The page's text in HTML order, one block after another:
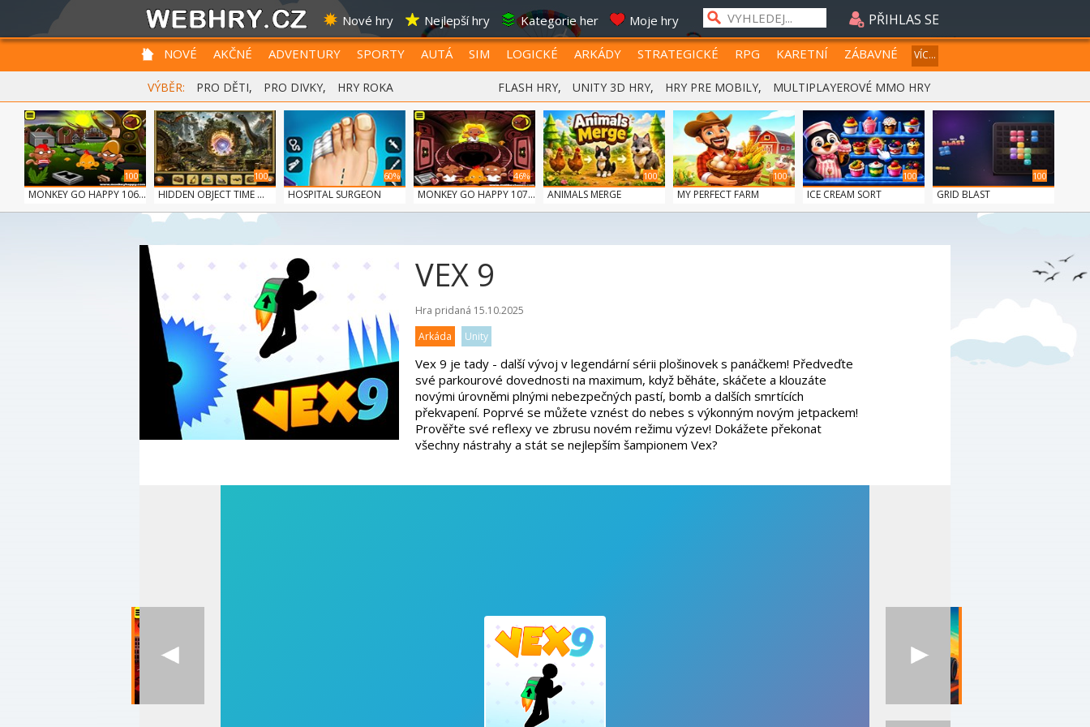
Nové hry Nejlepší hry Kategorie her Moje hry PŘIHLAS SE
NOVÉ AKČNÉ ADVENTURY SPORTY AUTÁ SIM LOGICKÉ ARKÁDY STRATEGICKÉ RPG KARETNÍ ZÁBAVNÉ VÍC...
VÝBĚR: PRO DĚTI, PRO DIVKY, HRY ROKA FLASH HRY, UNITY 3D HRY, HRY PRE MOBILY, MULTIPLAYEROVÉ MMO HRY
100
MONKEY GO HAPPY 106...
100
HIDDEN OBJECT TIME ...
60%
HOSPITAL SURGEON
46%
MONKEY GO HAPPY 107...
100
ANIMALS MERGE
100
MY PERFECT FARM
100
ICE CREAM SORT
100
GRID BLAST
100
SIEGE BREAK FRUITY CRAFT MERGE
VEX 9
Hra pridaná 15.10.2025
Arkáda
Unity
Vex 9 je tady - další vývoj v legendární sérii plošinovek s panáčkem! Předveďte
své parkourové dovednosti na maximum, když běháte, skáčete a klouzáte
novými úrovněmi plnými nebezpečných pastí, bomb a dalších smrtících
překvapení. Poprvé se můžete vznést do nebes s výkonným novým jetpackem!
Prověřte své reflexy ve zbrusu novém režimu výzev! Dokážete překonat
všechny nástrahy a stát se nejlepším šampionem Vex?